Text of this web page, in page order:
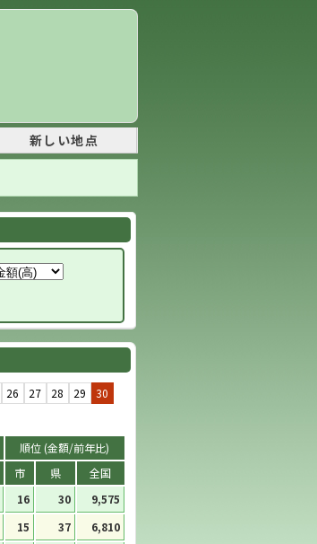
新しい地点
26 27 28 29
30
順位 (金額/前年比)
市 県 全国
16 30
9,575
15 37
6,810